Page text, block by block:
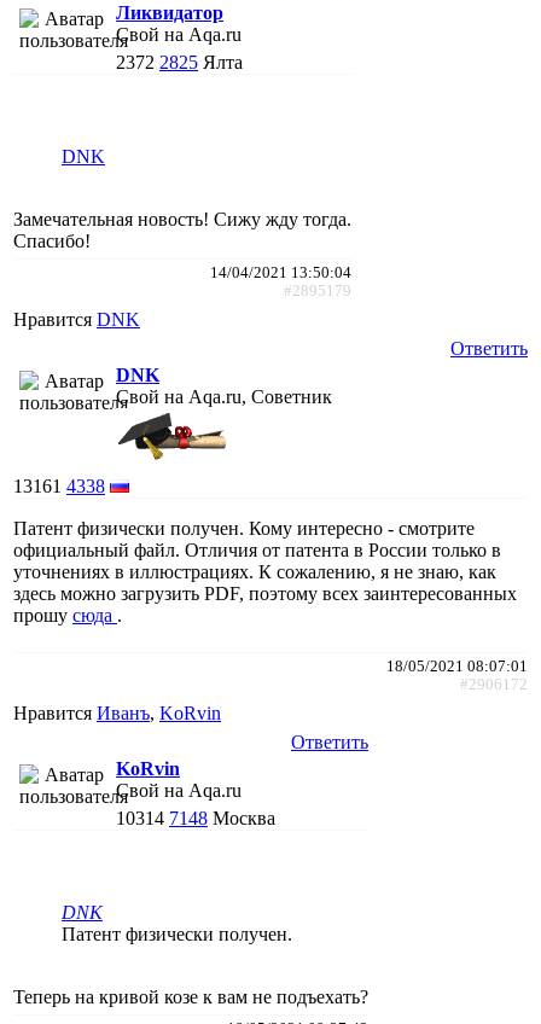
Ликвидатор
Свой на Aqa.ru
2372 2825 Ялта
DNK
Замечательная новость! Сижу жду тогда.
Спасибо!
14/04/2021 13:50:04
#2895179
Нравится DNK
Ответить
DNK
Свой на Aqa.ru, Советник
13161 4338
Патент физически получен. Кому интересно - смотрите
официальный файл. Отличия от патента в России только в
уточнениях в иллюстрациях. К сожалению, я не знаю, как
здесь можно загрузить PDF, поэтому всех заинтересованных
прошу сюда .
18/05/2021 08:07:01
#2906172
Нравится Иванъ, KoRvin
Ответить
KoRvin
Свой на Aqa.ru
10314 7148 Москва
DNK
Патент физически получен.
Теперь на кривой козе к вам не подъехать?